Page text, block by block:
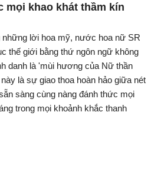
mọi khao khát thầm kín
lời hoa mỹ, nước hoa nữ SR
thế giới bằng thứ ngôn ngữ không
danh là 'mùi hương của Nữ thần
là sự giao thoa hoàn hảo giữa nét
sàng cùng nàng đánh thức mọi
trong mọi khoảnh khắc thanh